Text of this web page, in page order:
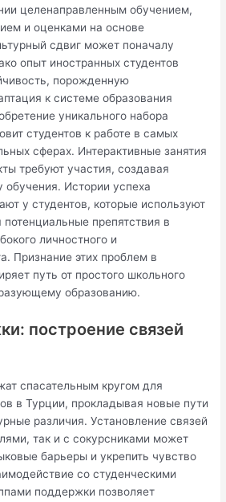
целенаправленным обучением,
и оценками на основе
сдвиг может поначалу
опыт иностранных студентов
порожденную
к системе образования
уникального набора
студентов к работе в самых
сферах. Интерактивные занятия
требуют участия, создавая
обучения. Истории успеха
у студентов, которые используют
препятствия в
личностного и
Признание этих проблем в
путь от простого школьного
образованию.
построение связей
спасательным кругом для
в Турции, прокладывая новые пути
различия. Установление связей
так и с сокурсниками может
барьеры и укрепить чувство
со студенческими
поддержки позволяет